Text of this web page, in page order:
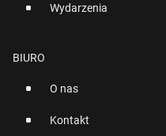
Wydarzenia
BIURO
O nas
Kontakt